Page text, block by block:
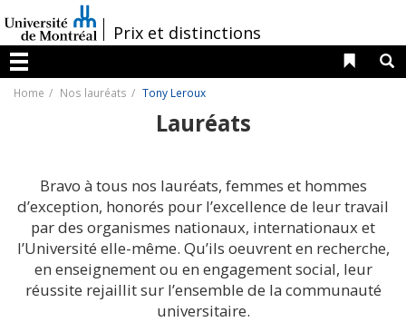
au
contenu
/Prix et distinctions
Menu
Liens
Home Nos lauréats Tony Leroux
Lauréats
Bravo à tous nos lauréats, femmes et hommes
d’exception, honorés pour l’excellence de leur travail
par des organismes nationaux, internationaux et
l’Université elle-même. Qu’ils oeuvrent en recherche,
en enseignement ou en engagement social, leur
réussite rejaillit sur l’ensemble de la communauté
universitaire.